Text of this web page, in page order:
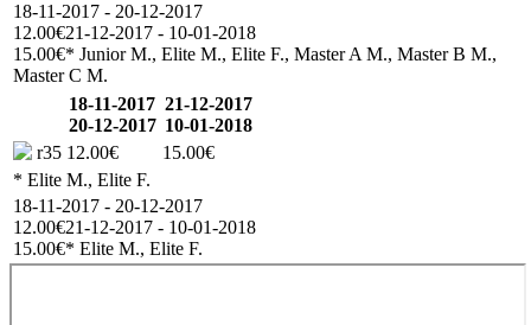
18-11-2017 - 20-12-2017
12.00€21-12-2017 - 10-01-2018
15.00€* Junior M., Elite M., Elite F., Master A M., Master B M.,
Master C M.
18-11-2017
20-12-2017
21-12-2017
10-01-2018
r35 12.00€
15.00€
* Elite M., Elite F.
18-11-2017 - 20-12-2017
12.00€21-12-2017 - 10-01-2018
15.00€* Elite M., Elite F.